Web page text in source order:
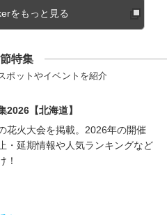
をもっと見る
特集
ポットやイベントを紹介
2026【北海道】
花火大会を掲載。2026年の開催
・延期情報や人気ランキングなど
！